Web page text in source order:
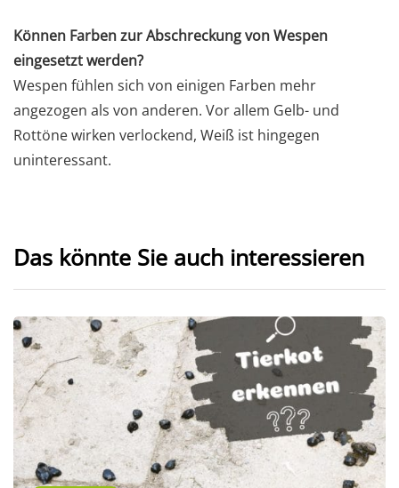
Können Farben zur Abschreckung von Wespen
eingesetzt werden?
Wespen fühlen sich von einigen Farben mehr
angezogen als von anderen. Vor allem Gelb- und
Rottöne wirken verlockend, Weiß ist hingegen
uninteressant.
Das könnte Sie auch interessieren